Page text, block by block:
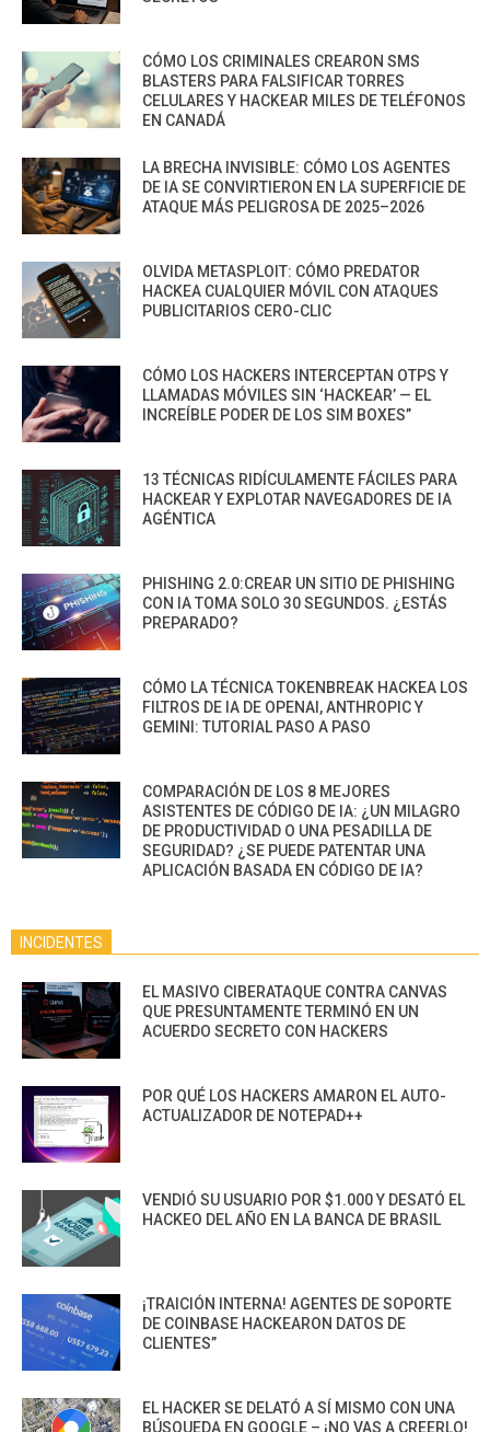
CÓMO LOS CRIMINALES CREARON SMS
BLASTERS PARA FALSIFICAR TORRES
CELULARES Y HACKEAR MILES DE TELÉFONOS
EN CANADÁ
LA BRECHA INVISIBLE: CÓMO LOS AGENTES
DE IA SE CONVIRTIERON EN LA SUPERFICIE DE
ATAQUE MÁS PELIGROSA DE 2025–2026
OLVIDA METASPLOIT: CÓMO PREDATOR
HACKEA CUALQUIER MÓVIL CON ATAQUES
PUBLICITARIOS CERO-CLIC
CÓMO LOS HACKERS INTERCEPTAN OTPS Y
LLAMADAS MÓVILES SIN ‘HACKEAR’ — EL
INCREÍBLE PODER DE LOS SIM BOXES”
13 TÉCNICAS RIDÍCULAMENTE FÁCILES PARA
HACKEAR Y EXPLOTAR NAVEGADORES DE IA
AGÉNTICA
PHISHING 2.0:CREAR UN SITIO DE PHISHING
CON IA TOMA SOLO 30 SEGUNDOS. ¿ESTÁS
PREPARADO?
CÓMO LA TÉCNICA TOKENBREAK HACKEA LOS
FILTROS DE IA DE OPENAI, ANTHROPIC Y
GEMINI: TUTORIAL PASO A PASO
COMPARACIÓN DE LOS 8 MEJORES
ASISTENTES DE CÓDIGO DE IA: ¿UN MILAGRO
DE PRODUCTIVIDAD O UNA PESADILLA DE
SEGURIDAD? ¿SE PUEDE PATENTAR UNA
APLICACIÓN BASADA EN CÓDIGO DE IA?
INCIDENTES
EL MASIVO CIBERATAQUE CONTRA CANVAS
QUE PRESUNTAMENTE TERMINÓ EN UN
ACUERDO SECRETO CON HACKERS
POR QUÉ LOS HACKERS AMARON EL AUTO-
ACTUALIZADOR DE NOTEPAD++
VENDIÓ SU USUARIO POR $1.000 Y DESATÓ EL
HACKEO DEL AÑO EN LA BANCA DE BRASIL
¡TRAICIÓN INTERNA! AGENTES DE SOPORTE
DE COINBASE HACKEARON DATOS DE
CLIENTES”
EL HACKER SE DELATÓ A SÍ MISMO CON UNA
BÚSQUEDA EN GOOGLE – ¡NO VAS A CREERLO!